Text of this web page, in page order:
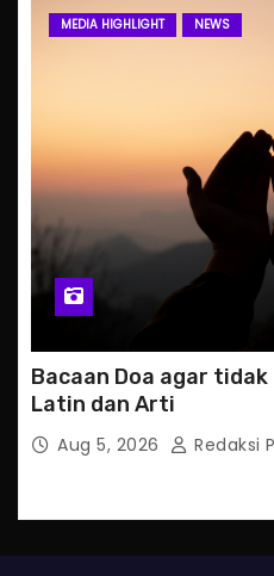
MEDIA HIGHLIGHT NEWS
Bacaan Doa agar tidak
Latin dan Arti
Aug 5, 2026 Redaksi